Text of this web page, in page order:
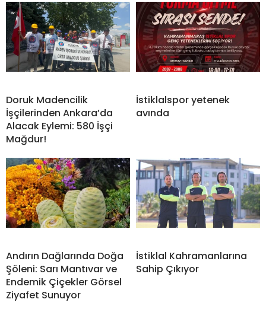
Doruk Madencilik
İşçilerinden Ankara’da
Alacak Eylemi: 580 İşçi
Mağdur!
İstiklalspor yetenek
avında
Andırın Dağlarında Doğa
Şöleni: Sarı Mantıvar ve
Endemik Çiçekler Görsel
Ziyafet Sunuyor
İstiklal Kahramanlarına
Sahip Çıkıyor